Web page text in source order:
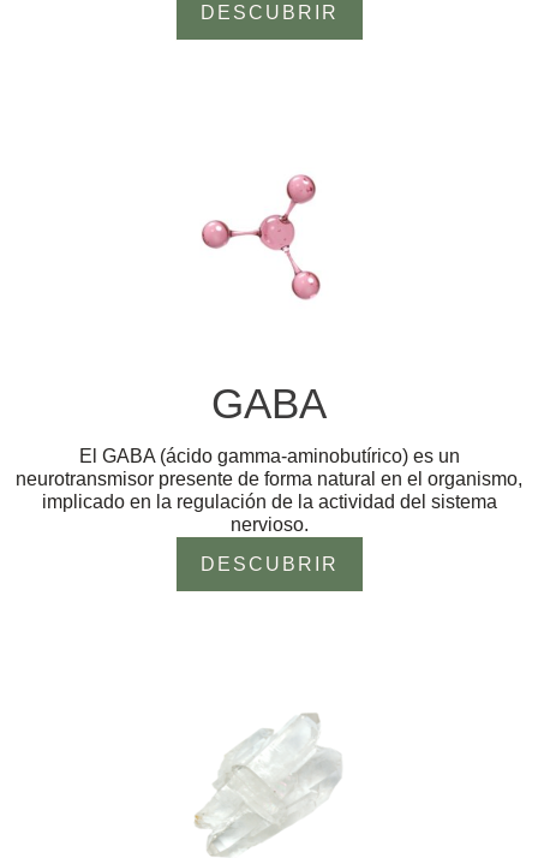
DESCUBRIR
GABA
El GABA (ácido gamma-aminobutírico) es un
neurotransmisor presente de forma natural en el organismo,
implicado en la regulación de la actividad del sistema
nervioso.
DESCUBRIR